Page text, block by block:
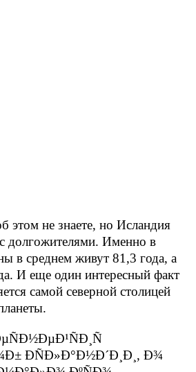
этом не знаете, но Исландия
с долгожителями. Именно в
в среднем живут 81,3 года, а
И еще один интересный факт
самой северной столицей